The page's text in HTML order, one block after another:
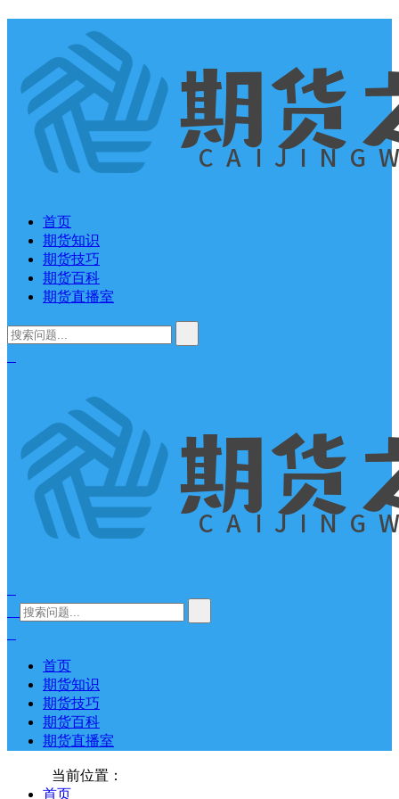
首页
期货知识
期货技巧
期货百科
期货直播室
首页
期货知识
期货技巧
期货百科
期货直播室
当前位置：
首页